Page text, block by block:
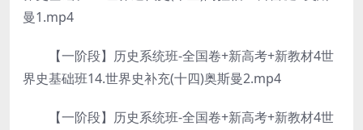
曼1.mp4
【一阶段】历史系统班-全国卷+新高考+新教材4世
界史基础班14.世界史补充(十四)奥斯曼2.mp4
【一阶段】历史系统班-全国卷+新高考+新教材4世